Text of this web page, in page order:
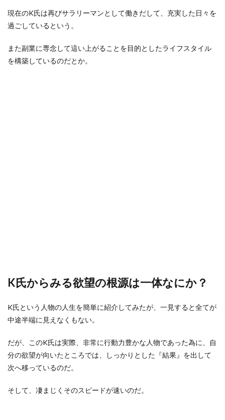
現在のK氏は再びサラリーマンとして働きだして、充実した日々を
過ごしているという。
また副業に専念して這い上がることを目的としたライフスタイル
を構築しているのだとか。
K氏からみる欲望の根源は一体なにか？
K氏という人物の人生を簡単に紹介してみたが、一見すると全てが
中途半端に見えなくもない。
だが、このK氏は実際、非常に行動力豊かな人物であった為に、自
分の欲望が向いたところでは、しっかりとした『結果』を出して
次へ移っているのだ。
そして、凄まじくそのスピードが速いのだ。